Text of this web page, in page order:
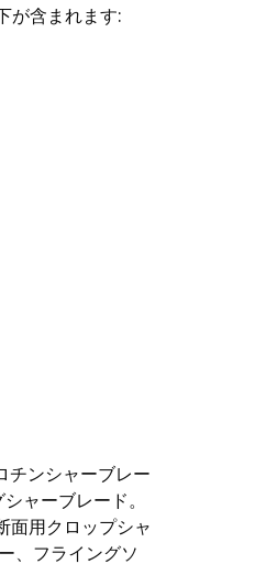
が含まれます:
チンシャーブレー
ャーブレード。
面用クロップシャ
、フライングソ